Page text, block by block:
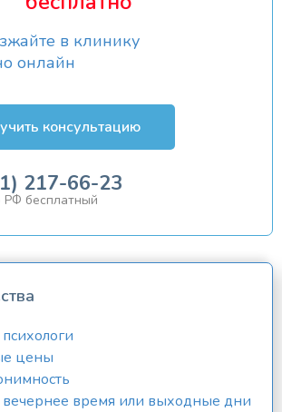
в клинику
онлайн
консультацию
217-66-23
РФ бесплатный
цены
время или выходные дни